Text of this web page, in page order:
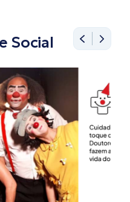
Social